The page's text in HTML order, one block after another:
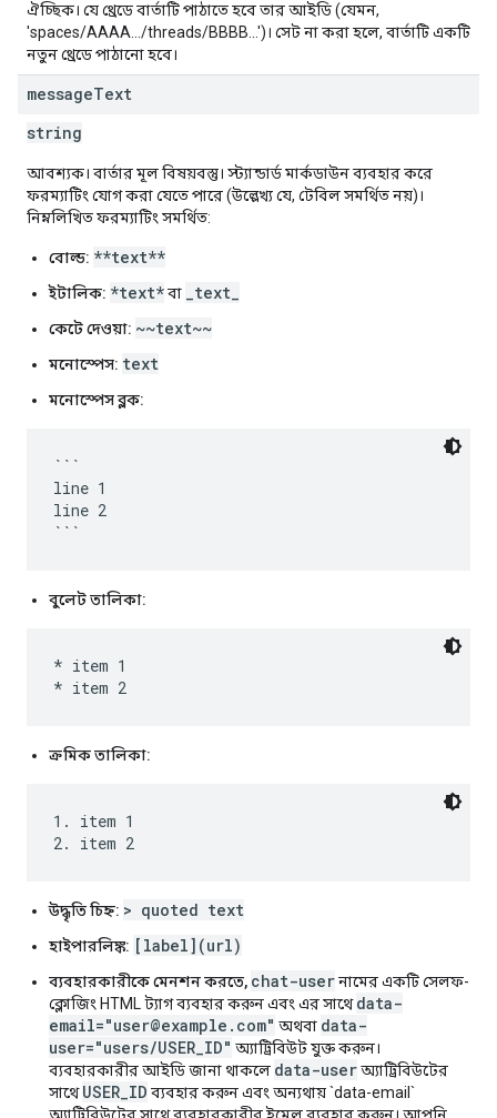
ঐচ্ছিক। যে থ্রেডে বার্তাটি পাঠাতে হবে তার আইডি (যেমন,
'spaces/AAAA.../threads/BBBB...')। সেট না করা হলে, বার্তাটি একটি
নতুন থ্রেডে পাঠানো হবে।
messageText
string
আবশ্যক। বার্তার মূল বিষয়বস্তু। স্ট্যান্ডার্ড মার্কডাউন ব্যবহার করে
ফরম্যাটিং যোগ করা যেতে পারে (উল্লেখ্য যে, টেবিল সমর্থিত নয়)।
নিম্নলিখিত ফরম্যাটিং সমর্থিত:
বোল্ড: **text**
ইটালিক: *text*বা _text_
কেটে দেওয়া: ~~text~~
মনোস্পেস: text
মনোস্পেস ব্লক:
```
line 1
line 2
বুলেট তালিকা:
* item 1
ক্রমিক তালিকা:
1. item 1
উদ্ধৃতি চিহ্ন: > quoted text
হাইপারলিঙ্ক: [label](url)
ব্যবহারকারীকে মেনশন করতে, chat-userনামের একটি সেলফ-
ক্লোজিং HTML ট্যাগ ব্যবহার করুন এবং এর সাথেdata-
email="user@example.com" অথবা data-
user="users/USER_ID" অ্যাট্রিবিউট যুক্ত করুন।
ব্যবহারকারীর আইডি জানা থাকলে data-userঅ্যাট্রিবিউটের
সাথেUSER_ID ব্যবহার করুন এবং অন্যথায় `data-email`